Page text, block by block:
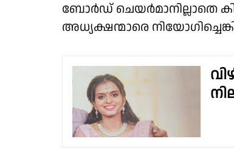
ബോർഡ്‌ ചെയർമാനില്ലാതെ
അധ്യക്ഷന്മാരെ